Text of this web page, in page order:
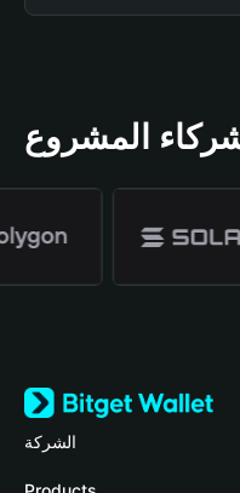
المشروع
الشركة